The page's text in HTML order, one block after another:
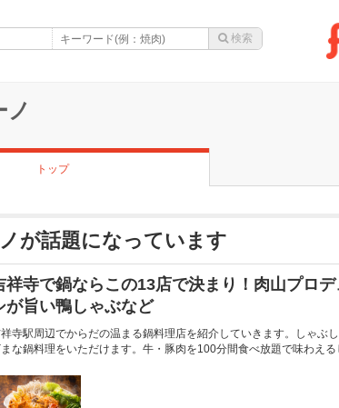
ノ
トップ
が話題になっています
祥寺で鍋ならこの13店で決まり！肉山プロ
が旨い鴨しゃぶなど
寺駅周辺でからだの温まる鍋料理店を紹介していきます。しゃぶ
な鍋料理をいただけます。牛・豚肉を100分間食べ放題で味わえる